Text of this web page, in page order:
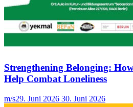
Strengthening Belonging:
Help Combat Loneliness
m/s29. Juni 2026 30. Juni 2026